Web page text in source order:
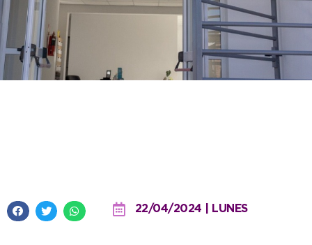
22/04/2024 | LUNES